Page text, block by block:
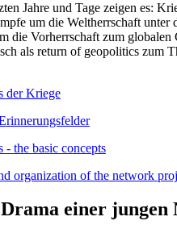
Jahre und Tage zeigen es:
um die Weltherrschaft
die Vorherrschaft zum
als return of geopolitics zum
der Kriege
the basic concepts
organization of the network
einer jungen